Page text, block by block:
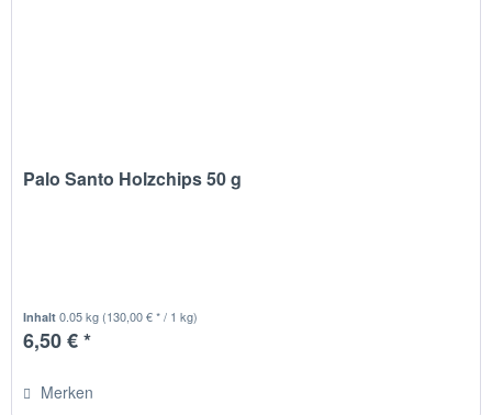
Palo Santo Holzchips 50 g
Inhalt0.05 kg (130,00 € * / 1 kg)
6,50 € *
Merken